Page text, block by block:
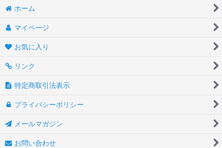
ホーム
マイページ
お気に入り
リンク
特定商取引法表示
プライバシーポリシー
メールマガジン
お問い合わせ